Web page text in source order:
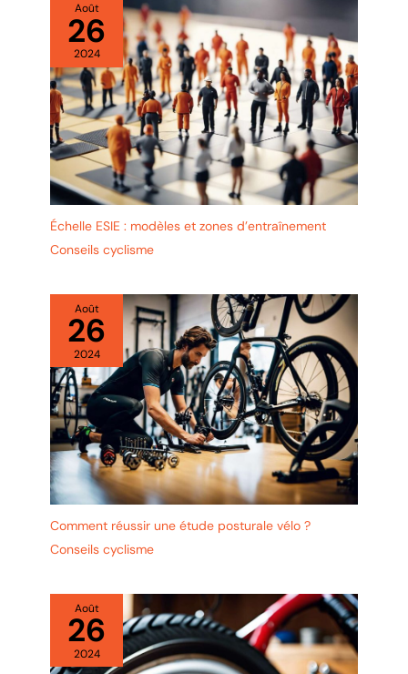
Août
26
2024
Échelle ESIE : modèles et zones d’entraînement
Conseils cyclisme
Août
26
2024
Comment réussir une étude posturale vélo ?
Conseils cyclisme
Août
26
2024